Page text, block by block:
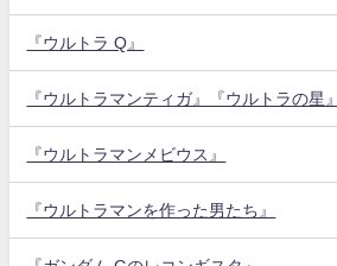
『ウルトラ Q』
『ウルトラマンティガ』『ウルトラの星』
『ウルトラマンメビウス』
『ウルトラマンを作った男たち』